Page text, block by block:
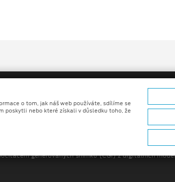
generovaných snímků (CGI) z digitálních
o tom, jak náš web používáte, sdílíme se
poskytli nebo které získali v důsledku toho, že